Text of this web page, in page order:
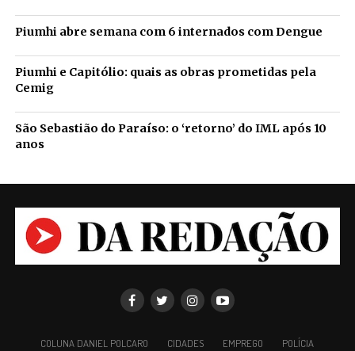
Piumhi abre semana com 6 internados com Dengue
Piumhi e Capitólio: quais as obras prometidas pela
Cemig
São Sebastião do Paraíso: o ‘retorno’ do IML após 10
anos
COLUNA DANIEL POLCARO CIDADES EMPREGO POLÍCIA